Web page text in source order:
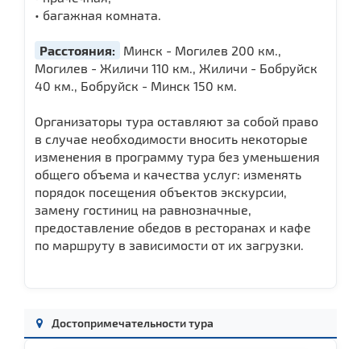
• багажная комната.
Расстояния:
Минск - Могилев 200 км.,
Могилев - Жиличи 110 км., Жиличи - Бобруйск
40 км., Бобруйск - Минск 150 км.
Организаторы тура оставляют за собой право
в случае необходимости вносить некоторые
изменения в программу тура без уменьшения
общего объема и качества услуг: изменять
порядок посещения объектов экскурсии,
замену гостиниц на равнозначные,
предоставление обедов в ресторанах и кафе
по маршруту в зависимости от их загрузки.
Достопримечательности тура